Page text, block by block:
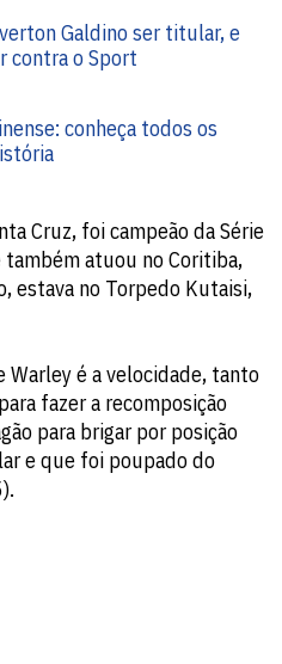
Galdino ser titular, e
contra o Sport
conheça todos os
Cruz, foi campeão da Série
atuou no Coritiba,
estava no Torpedo Kutaisi,
é a velocidade, tanto
fazer a recomposição
para brigar por posição
e que foi poupado do